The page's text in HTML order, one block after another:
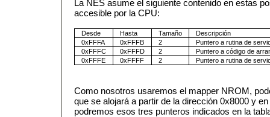
La NES asume el siguiente contenido en estas
accesible por la CPU:
Desde Hasta Tamaño
Descripción
0xFFFA
0xFFFB 2
Puntero a rutina de
0xFFFC
0xFFFD 2
Puntero a código de
0xFFFE
0xFFFF 2 Puntero a rutina de
Como nosotros usaremos el mapper NROM,
que se alojará a partir de la dirección 0x8000 y
podremos esos tres punteros indicados en la